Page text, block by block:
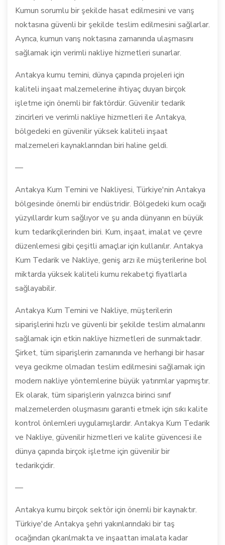
Kumun sorumlu bir şekilde hasat edilmesini ve varış
noktasına güvenli bir şekilde teslim edilmesini sağlarlar.
Ayrıca, kumun varış noktasına zamanında ulaşmasını
sağlamak için verimli nakliye hizmetleri sunarlar.
Antakya kumu temini, dünya çapında projeleri için
kaliteli inşaat malzemelerine ihtiyaç duyan birçok
işletme için önemli bir faktördür. Güvenilir tedarik
zincirleri ve verimli nakliye hizmetleri ile Antakya,
bölgedeki en güvenilir yüksek kaliteli inşaat
malzemeleri kaynaklarından biri haline geldi.
—
Antakya Kum Temini ve Nakliyesi, Türkiye'nin Antakya
bölgesinde önemli bir endüstridir. Bölgedeki kum ocağı
yüzyıllardır kum sağlıyor ve şu anda dünyanın en büyük
kum tedarikçilerinden biri. Kum, inşaat, imalat ve çevre
düzenlemesi gibi çeşitli amaçlar için kullanılır. Antakya
Kum Tedarik ve Nakliye, geniş arzı ile müşterilerine bol
miktarda yüksek kaliteli kumu rekabetçi fiyatlarla
sağlayabilir.
Antakya Kum Temini ve Nakliye, müşterilerin
siparişlerini hızlı ve güvenli bir şekilde teslim almalarını
sağlamak için etkin nakliye hizmetleri de sunmaktadır.
Şirket, tüm siparişlerin zamanında ve herhangi bir hasar
veya gecikme olmadan teslim edilmesini sağlamak için
modern nakliye yöntemlerine büyük yatırımlar yapmıştır.
Ek olarak, tüm siparişlerin yalnızca birinci sınıf
malzemelerden oluşmasını garanti etmek için sıkı kalite
kontrol önlemleri uygulamışlardır. Antakya Kum Tedarik
ve Nakliye, güvenilir hizmetleri ve kalite güvencesi ile
dünya çapında birçok işletme için güvenilir bir
tedarikçidir.
—
Antakya kumu birçok sektör için önemli bir kaynaktır.
Türkiye'de Antakya şehri yakınlarındaki bir taş
ocağından çıkarılmakta ve inşaattan imalata kadar